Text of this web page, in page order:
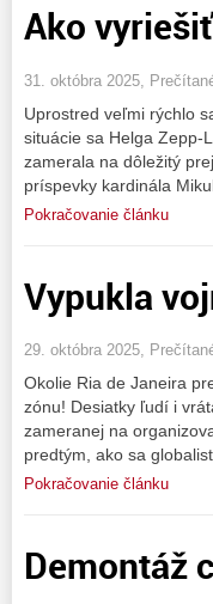
Ako
31. októbra 2025,
Uprostred veľmi rýchlo
situácie sa Helga Zepp-
zamerala na dôležitý
príspevky kardinála
Pokračovanie článku
Vypukla
29. októbra 2025,
Okolie Ria de Janeira
zónu! Desiatky ľudí i
zameranej na
predtým, ako sa
Pokračovanie článku
Demontáž